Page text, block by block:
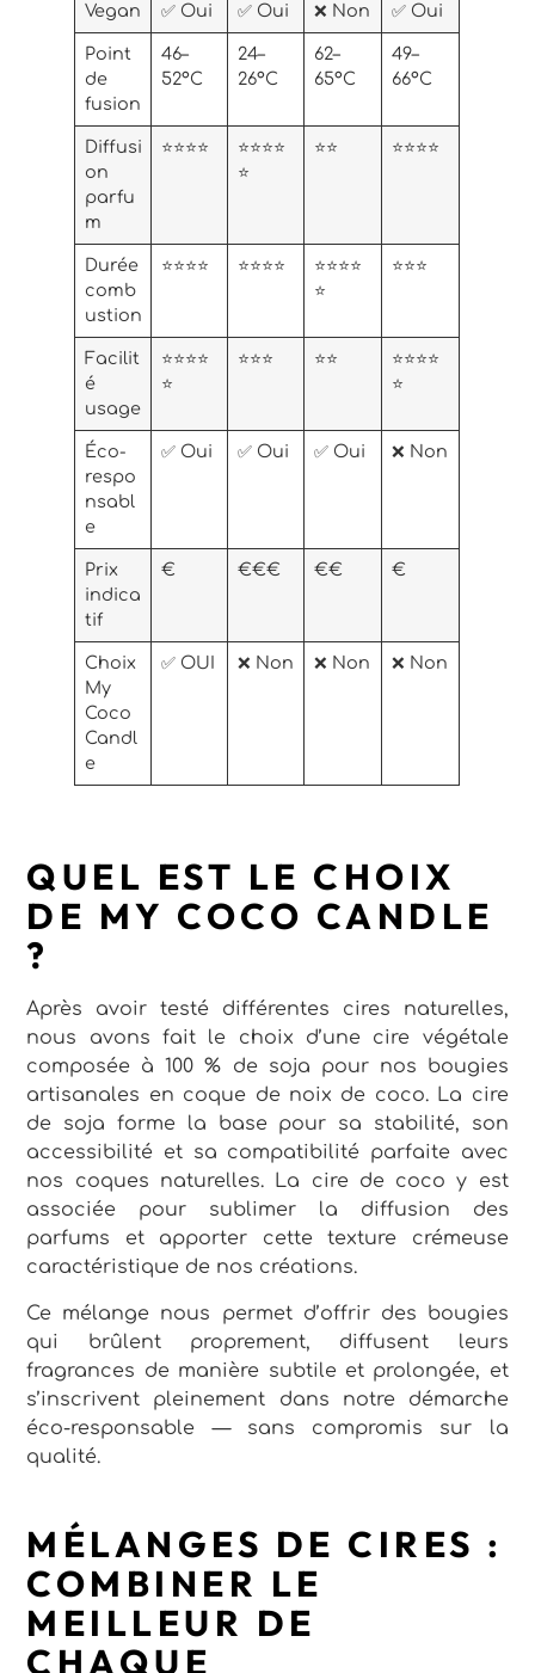
Vegan ✅ Oui ✅ Oui ❌ Non ✅ Oui
Point
de
fusion
46–
52°C
24–
26°C
62–
65°C
49–
66°C
Diffusi
on
parfu
m
⭐⭐⭐⭐
⭐⭐⭐⭐
⭐
⭐⭐ ⭐⭐⭐⭐
Durée
comb
ustion
⭐⭐⭐⭐ ⭐⭐⭐⭐
⭐⭐⭐⭐
⭐
⭐⭐⭐
Facilit
é
usage
⭐⭐⭐⭐
⭐
⭐⭐⭐ ⭐⭐
⭐⭐⭐⭐
⭐
Éco-
respo
nsabl
e
✅ Oui ✅ Oui ✅ Oui ❌ Non
Prix
indica
tif
€ €€€ €€ €
Choix
My
Coco
Candl
e
✅ OUI ❌ Non ❌ Non ❌ Non
QUEL EST LE CHOIX
DE MY COCO CANDLE
?
Après avoir testé différentes cires naturelles,
nous avons fait le choix d’une cire végétale
composée à 100 % de soja pour nos bougies
artisanales en coque de noix de coco. La cire
de soja forme la base pour sa stabilité, son
accessibilité et sa compatibilité parfaite avec
nos coques naturelles. La cire de coco y est
associée pour sublimer la diffusion des
parfums et apporter cette texture crémeuse
caractéristique de nos créations.
Ce mélange nous permet d’offrir des bougies
qui brûlent proprement, diffusent leurs
fragrances de manière subtile et prolongée, et
s’inscrivent pleinement dans notre démarche
éco-responsable — sans compromis sur la
qualité.
MÉLANGES DE CIRES :
COMBINER LE
MEILLEUR DE
CHAQUE